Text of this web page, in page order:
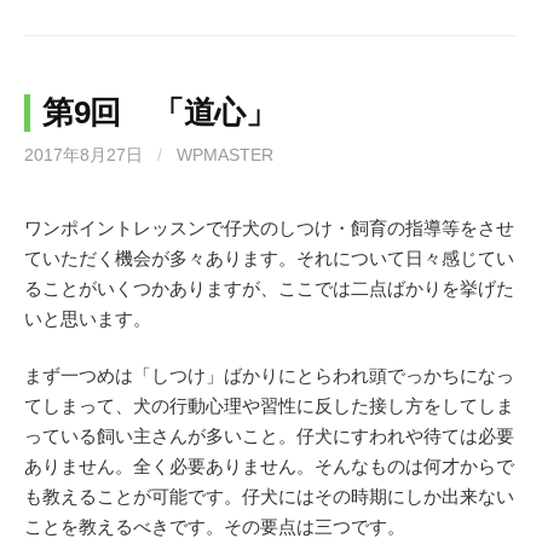
第9回 「道心」
2017年8月27日 / WPMASTER
ワンポイントレッスンで仔犬のしつけ・飼育の指導等をさせ
ていただく機会が多々あります。それについて日々感じてい
ることがいくつかありますが、ここでは二点ばかりを挙げた
いと思います。
まず一つめは「しつけ」ばかりにとらわれ頭でっかちになっ
てしまって、犬の行動心理や習性に反した接し方をしてしま
っている飼い主さんが多いこと。仔犬にすわれや待ては必要
ありません。全く必要ありません。そんなものは何才からで
も教えることが可能です。仔犬にはその時期にしか出来ない
ことを教えるべきです。その要点は三つです。